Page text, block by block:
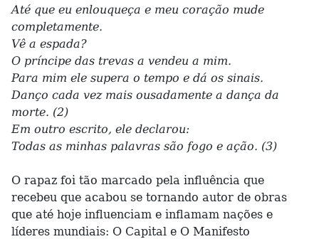
Até que eu enlouqueça e meu coração mude
completamente.
Vê a espada?
O príncipe das trevas a vendeu a mim.
Para mim ele supera o tempo e dá os sinais.
Danço cada vez mais ousadamente a dança da
morte. (2)
Em outro escrito, ele declarou:
Todas as minhas palavras são fogo e ação. (3)
O rapaz foi tão marcado pela influência que
recebeu que acabou se tornando autor de obras
que até hoje influenciam e inflamam nações e
líderes mundiais: O Capital e O Manifesto